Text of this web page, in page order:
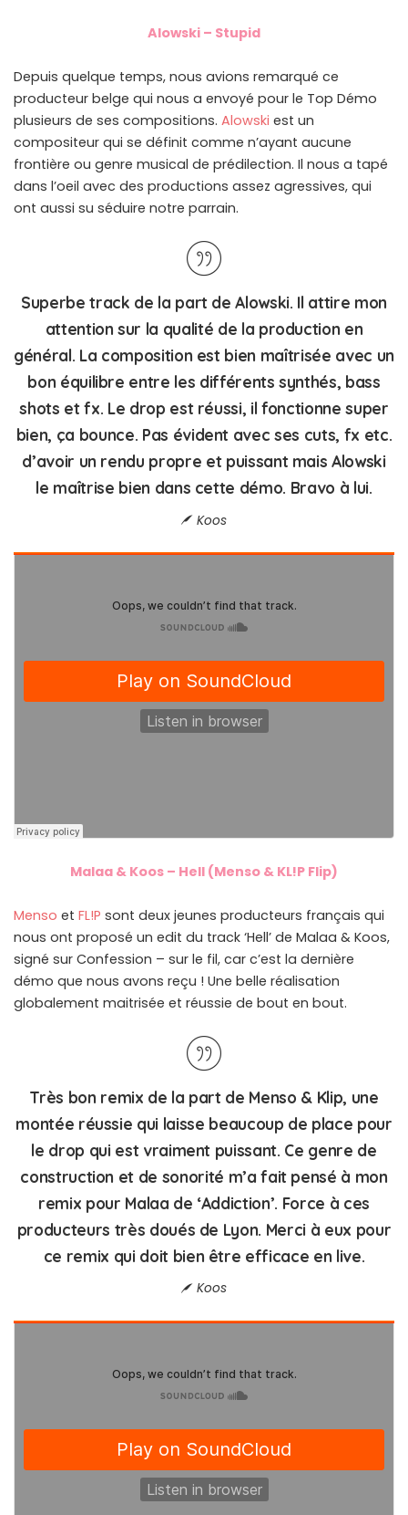
Alowski – Stupid
Depuis quelque temps, nous avions remarqué ce
producteur belge qui nous a envoyé pour le Top Démo
plusieurs de ses compositions. Alowski est un
compositeur qui se définit comme n’ayant aucune
frontière ou genre musical de prédilection. Il nous a tapé
dans l’oeil avec des productions assez agressives, qui
ont aussi su séduire notre parrain.
Superbe track de la part de Alowski. Il attire mon
attention sur la qualité de la production en
général. La composition est bien maîtrisée avec un
bon équilibre entre les différents synthés, bass
shots et fx. Le drop est réussi, il fonctionne super
bien, ça bounce. Pas évident avec ses cuts, fx etc.
d’avoir un rendu propre et puissant mais Alowski
le maîtrise bien dans cette démo. Bravo à lui.
Koos
Malaa & Koos – Hell (Menso & KL!P Flip)
Menso et FL!P sont deux jeunes producteurs français qui
nous ont proposé un edit du track ‘Hell’ de Malaa & Koos,
signé sur Confession – sur le fil, car c’est la dernière
démo que nous avons reçu ! Une belle réalisation
globalement maitrisée et réussie de bout en bout.
Très bon remix de la part de Menso & Klip, une
montée réussie qui laisse beaucoup de place pour
le drop qui est vraiment puissant. Ce genre de
construction et de sonorité m’a fait pensé à mon
remix pour Malaa de ‘Addiction’. Force à ces
producteurs très doués de Lyon. Merci à eux pour
ce remix qui doit bien être efficace en live.
Koos